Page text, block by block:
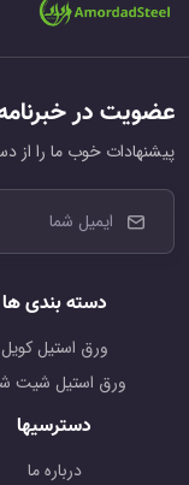
عضویت در
پیشنهادات خوب ما را از
دسته بندی ها
ورق استیل کویل
ورق استیل شیت
دسترسیها
درباره ما